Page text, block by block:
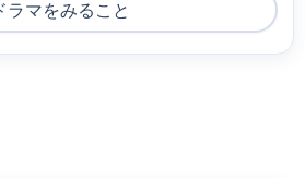
ラマをみること